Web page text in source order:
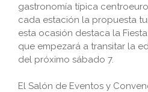
gastronomía típica
cada estación la propuesta
esta ocasión destaca la
que empezará a transitar la
del próximo sábado 7.
El Salón de Eventos y